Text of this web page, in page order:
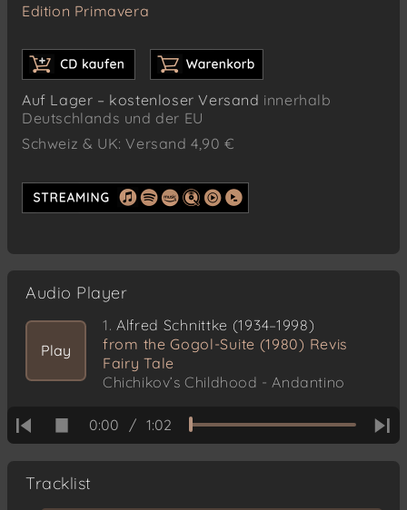
Edition Primavera
Auf Lager – kostenloser Versand innerhalb
Deutschlands und der EU
Schweiz & UK: Versand 4,90 €
Audio Player
Play
1. Alfred Schnittke (1934–1998)
from the Gogol-Suite (1980) Revis
Fairy Tale
Chichikov’s Childhood - Andantino
0:00 / 1:02
Tracklist